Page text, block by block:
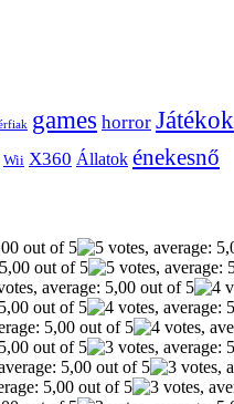
games horror Játékok
Wii X360 Állatok énekesnő